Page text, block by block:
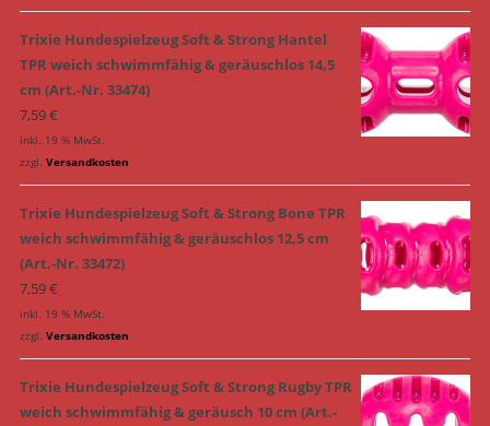
Trixie Hundespielzeug Soft & Strong Hantel
TPR weich schwimmfähig & geräuschlos 14,5
cm (Art.-Nr. 33474)
7,59€
inkl. 19 % MwSt.
zzgl. Versandkosten
Trixie Hundespielzeug Soft & Strong Bone TPR
weich schwimmfähig & geräuschlos 12,5 cm
(Art.-Nr. 33472)
7,59€
inkl. 19 % MwSt.
zzgl. Versandkosten
Trixie Hundespielzeug Soft & Strong Rugby TPR
weich schwimmfähig & geräusch 10 cm (Art.-